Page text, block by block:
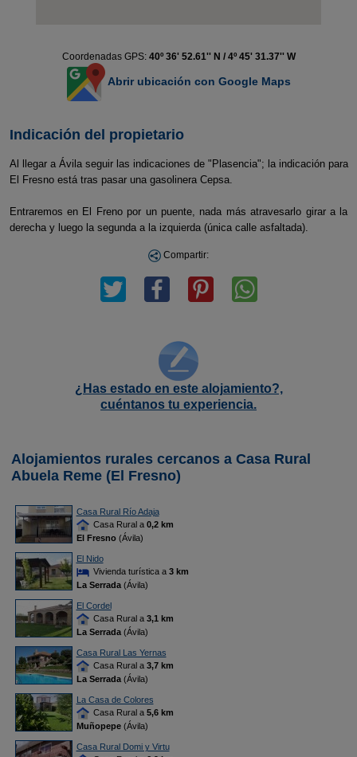
Coordenadas GPS: 40º 36' 52.61'' N / 4º 45' 31.37'' W
Abrir ubicación con Google Maps
Indicación del propietario
Al llegar a Ávila seguir las indicaciones de "Plasencia"; la indicación para
El Fresno está tras pasar una gasolinera Cepsa.
Entraremos en El Freno por un puente, nada más atravesarlo girar a la
derecha y luego la segunda a la izquierda (única calle asfaltada).
Compartir:
¿Has estado en este alojamiento?,
cuéntanos tu experiencia.
Alojamientos rurales cercanos a Casa Rural
Abuela Reme (El Fresno)
Casa Rural Río Adaja
Casa Rural a 0,2 km
El Fresno(Ávila)
El Nido
Vivienda turística a 3 km
La Serrada(Ávila)
El Cordel
Casa Rural a 3,1 km
La Serrada(Ávila)
Casa Rural Las Yernas
Casa Rural a 3,7 km
La Serrada(Ávila)
La Casa de Colores
Casa Rural a 5,6 km
Muñopepe(Ávila)
Casa Rural Domi y Virtu